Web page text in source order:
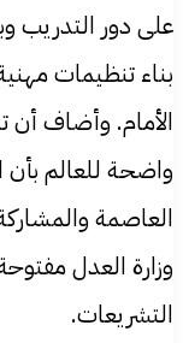
على دور التدريب
بناء تنظيمات
الأمام. وأضاف أن
واضحة للعالم بأن
العاصمة
وزارة العدل
التشريعات.